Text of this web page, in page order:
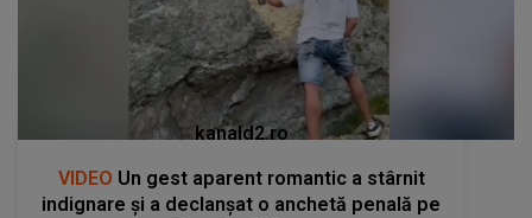
kanald2.ro
VIDEO Un gest aparent romantic a stârnit
indignare și a declanșat o anchetă penală pe